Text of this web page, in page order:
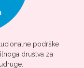
podrške
društva za